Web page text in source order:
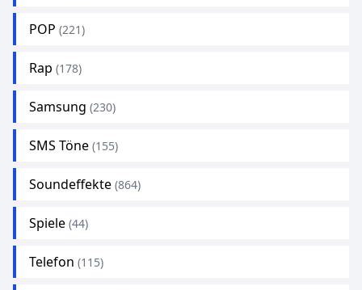
POP (221)
Rap (178)
Samsung (230)
SMS Töne (155)
Soundeffekte (864)
Spiele (44)
Telefon (115)